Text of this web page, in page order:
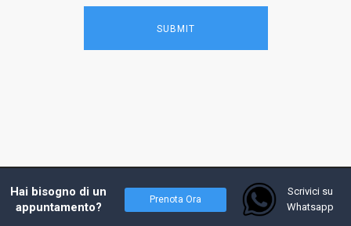
2017 - Prof. Andrea Costanzo, tutti i diritti
riservati - Powered byW4Y
Hai bisogno di un
appuntamento?
Prenota Ora
Scrivici su
Whatsapp